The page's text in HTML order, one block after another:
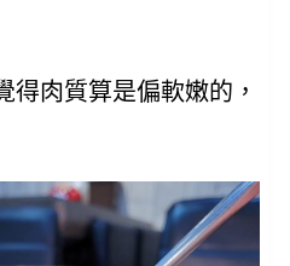
得肉質算是偏軟嫩的，